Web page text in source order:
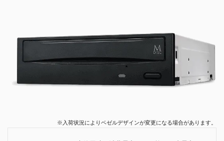
※入荷状況によりベゼルデザインが変更になる場合があります。